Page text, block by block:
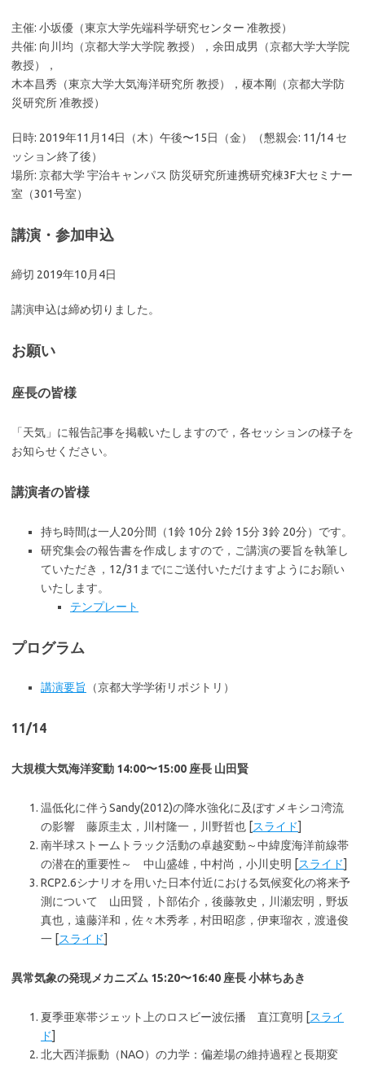
主催: 小坂優（東京大学先端科学研究センター 准教授）
共催: 向川均（京都大学大学院 教授），余田成男（京都大学大学院
教授），
木本昌秀（東京大学大気海洋研究所 教授），榎本剛（京都大学防
災研究所 准教授）
日時: 2019年11月14日（木）午後〜15日（金）（懇親会: 11/14 セ
ッション終了後）
場所: 京都大学 宇治キャンパス 防災研究所連携研究棟3F大セミナー
室（301号室）
講演・参加申込
締切 2019年10月4日
講演申込は締め切りました。
お願い
座長の皆様
「天気」に報告記事を掲載いたしますので，各セッションの様子を
お知らせください。
講演者の皆様
持ち時間は一人20分間（1鈴 10分 2鈴 15分 3鈴 20分）です。
研究集会の報告書を作成しますので，ご講演の要旨を執筆し
ていただき，12/31までにご送付いただけますようにお願い
いたします。
テンプレート
プログラム
講演要旨 （京都大学学術リポジトリ）
11/14
大規模大気海洋変動 14:00〜15:00 座長 山田賢
温低化に伴うSandy(2012)の降水強化に及ぼすメキシコ湾流
の影響 藤原圭太，川村隆一，川野哲也 [スライド]
南半球ストームトラック活動の卓越変動～中緯度海洋前線帯
の潜在的重要性～ 中山盛雄，中村尚，小川史明 [スライド]
RCP2.6シナリオを用いた日本付近における気候変化の将来予
測について 山田賢，卜部佑介，後藤敦史，川瀬宏明，野坂
真也，遠藤洋和，佐々木秀孝，村田昭彦，伊東瑠衣，渡邉俊
一 [スライド]
異常気象の発現メカニズム 15:20〜16:40 座長 小林ちあき
夏季亜寒帯ジェット上のロスビー波伝播 直江寛明 [スライ
ド]
北大西洋振動（NAO）の力学：偏差場の維持過程と長期変